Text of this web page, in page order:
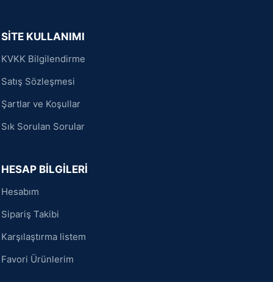
SİTE KULLANIMI
KVKK Bilgilendirme
Satış Sözleşmesi
Şartlar ve Koşullar
Sık Sorulan Sorular
HESAP BİLGİLERİ
Hesabım
Sipariş Takibi
Karşılaştırma listem
Favori Ürünlerim